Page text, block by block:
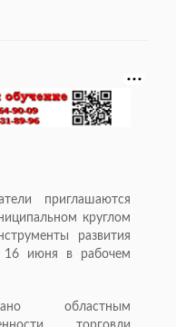
приглашаются
круглом
развития
16 июня в рабочем
областным